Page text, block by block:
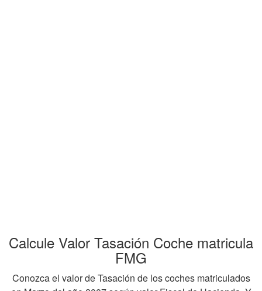
Calcule Valor Tasación Coche matricula
FMG
Conozca el valor de Tasación de los coches matriculados